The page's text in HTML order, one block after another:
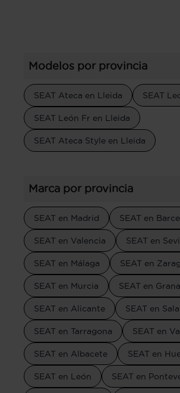
Modelos por provincia
SEAT Ateca en Lleida SEAT
SEAT León Fr en Lleida
SEAT Ateca Style en Lleida
Marca por provincia
SEAT en Madrid SEAT en
SEAT en Valencia SEAT en
SEAT en Málaga SEAT en
SEAT en Murcia SEAT en
SEAT en Alicante SEAT en
SEAT en Tarragona SEAT en
SEAT en Albacete SEAT en
SEAT en León SEAT en